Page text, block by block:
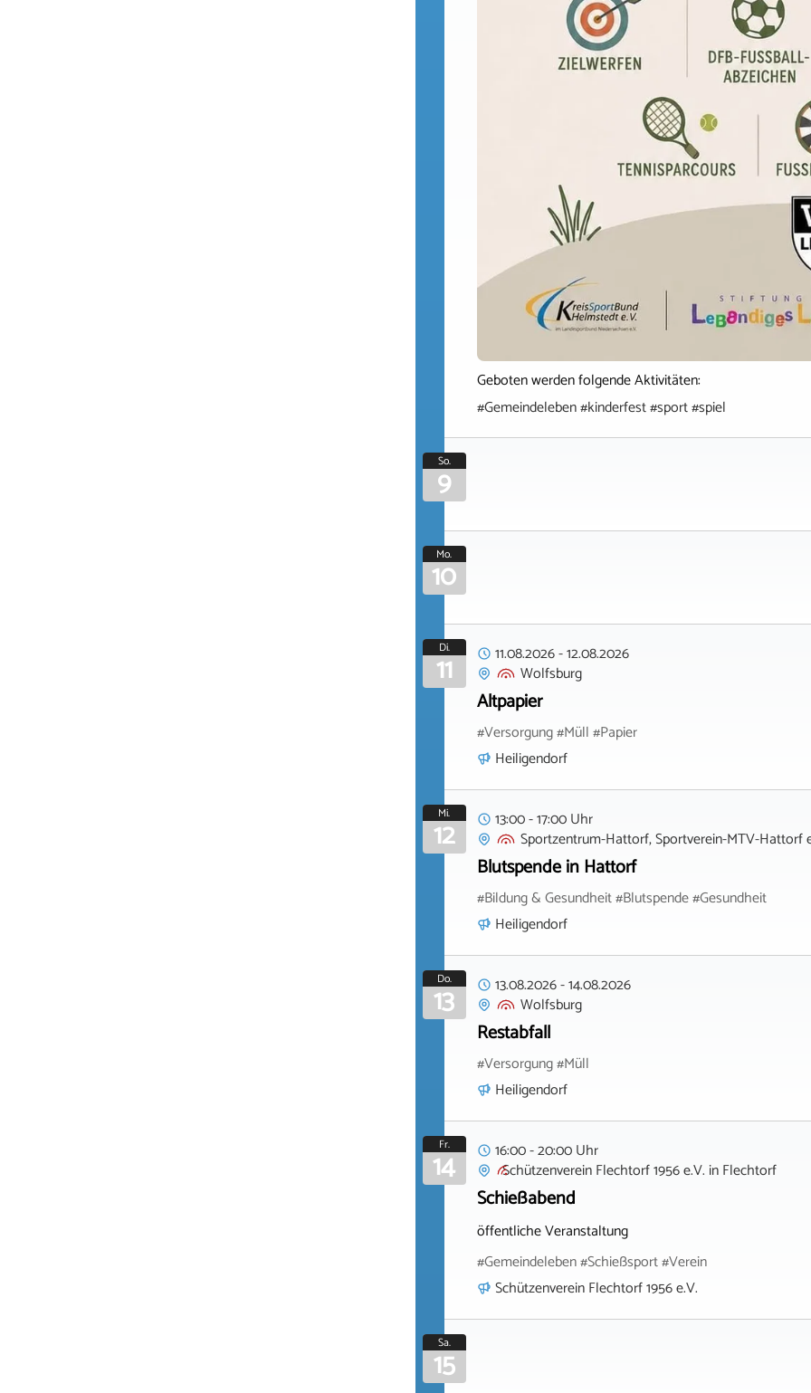
Geboten werden folgende Aktivitäten:
#Gemeindeleben #kinderfest #sport #spiel
So.
9
Mo.
10
Di.
11 11.08.2026-12.08.2026
Wolfsburg
Altpapier
#Versorgung #Müll #Papier
Heiligendorf
Mi.
12
13:00 - 17:00 Uhr
Sportzentrum-Hattorf, Sportverein-MTV-Hattorf
Blutspende in Hattorf
#Bildung & Gesundheit #Blutspende #Gesundheit
Heiligendorf
Do.
13 13.08.2026-14.08.2026
Wolfsburg
Restabfall
#Versorgung #Müll
Heiligendorf
Fr.
14
16:00 - 20:00 Uhr
Schützenverein Flechtorf 1956 e.V. inFlechtorf
Schießabend
öffentliche Veranstaltung
#Gemeindeleben #Schießsport #Verein
Schützenverein Flechtorf 1956 e.V.
Sa.
15